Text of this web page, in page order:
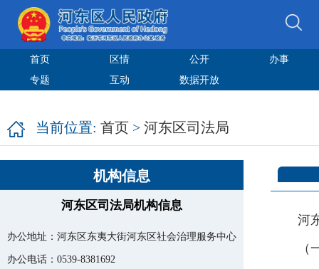
首页 区情 公开
办事
专题
互动 数据开放
当前位置: 首页 > 河东区司法局
机构信息
河东区司法局机构信息
办公地址：河东区东夷大街河东区社会治理服务中心
办公电话：0539-8381692
河